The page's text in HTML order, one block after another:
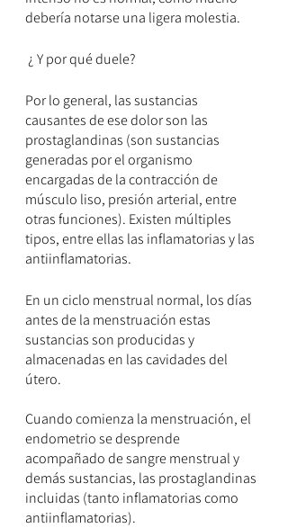
debería notarse una ligera molestia.
¿ Y por qué duele?
Por lo general, las sustancias
causantes de ese dolor son las
prostaglandinas (son sustancias
generadas por el organismo
encargadas de la contracción de
músculo liso, presión arterial, entre
otras funciones). Existen múltiples
tipos, entre ellas las inflamatorias y las
antiinflamatorias.
En un ciclo menstrual normal, los días
antes de la menstruación estas
sustancias son producidas y
almacenadas en las cavidades del
útero.
Cuando comienza la menstruación, el
endometrio se desprende
acompañado de sangre menstrual y
demás sustancias, las prostaglandinas
incluidas (tanto inflamatorias como
antiinflamatorias).